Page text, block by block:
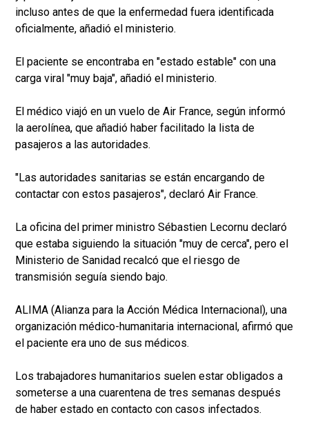
incluso antes de que la enfermedad fuera identificada
oficialmente, añadió el ministerio.
El paciente se encontraba en "estado estable" con una
carga viral "muy baja", añadió el ministerio.
El médico viajó en un vuelo de Air France, según informó
la aerolínea, que añadió haber facilitado la lista de
pasajeros a las autoridades.
"Las autoridades sanitarias se están encargando de
contactar con estos pasajeros", declaró Air France.
La oficina del primer ministro Sébastien Lecornu declaró
que estaba siguiendo la situación "muy de cerca", pero el
Ministerio de Sanidad recalcó que el riesgo de
transmisión seguía siendo bajo.
ALIMA (Alianza para la Acción Médica Internacional), una
organización médico-humanitaria internacional, afirmó que
el paciente era uno de sus médicos.
Los trabajadores humanitarios suelen estar obligados a
someterse a una cuarentena de tres semanas después
de haber estado en contacto con casos infectados.